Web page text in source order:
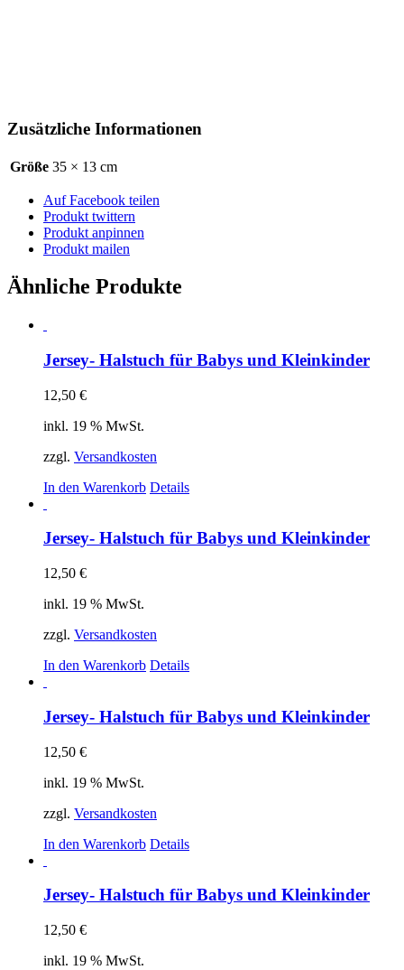
Zusätzliche Informationen
Größe 35 × 13 cm
Auf Facebook teilen
Produkt twittern
Produkt anpinnen
Produkt mailen
Ähnliche Produkte
Jersey- Halstuch für Babys und Kleinkinder
12,50 €
inkl. 19 % MwSt.
zzgl. Versandkosten
In den Warenkorb Details
Jersey- Halstuch für Babys und Kleinkinder
12,50 €
inkl. 19 % MwSt.
zzgl. Versandkosten
In den Warenkorb Details
Jersey- Halstuch für Babys und Kleinkinder
12,50 €
inkl. 19 % MwSt.
zzgl. Versandkosten
In den Warenkorb Details
Jersey- Halstuch für Babys und Kleinkinder
12,50 €
inkl. 19 % MwSt.